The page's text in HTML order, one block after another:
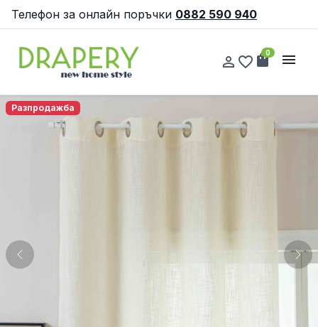
Телефон за онлайн поръчки 0882 590 940
person_outline favorite_border shopping_bag
0 menu
Разпродажба
Previous